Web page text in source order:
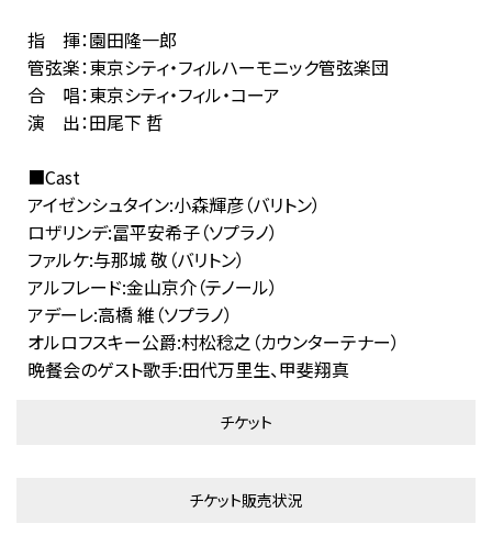
指 揮：園田隆一郎
管弦楽：東京シティ・フィルハーモニック管弦楽団
合 唱：東京シティ・フィル・コーア
演 出：田尾下 哲
■Cast
アイゼンシュタイン:小森輝彦（バリトン）
ロザリンデ:冨平安希子（ソプラノ）
ファルケ:与那城 敬（バリトン）
アルフレード:金山京介（テノール）
アデーレ:高橋 維（ソプラノ）
オルロフスキー公爵:村松稔之（カウンターテナー）
晩餐会のゲスト歌手:田代万里生、甲斐翔真
チケット
チケット販売状況